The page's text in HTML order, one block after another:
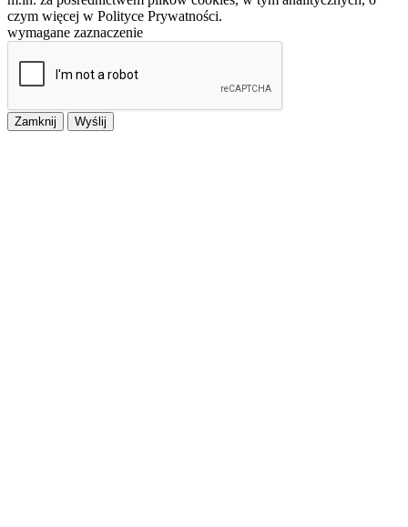
czym więcej w Polityce Prywatności.
wymagane zaznaczenie
Zamknij Wyślij